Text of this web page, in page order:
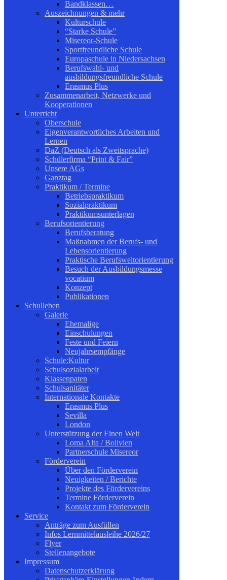
Bandklassen…
Auszeichnungen & mehr
Kulturschule
“Starke Schule”
Misereor-Schule
Sportfreundliche Schule
Europaschule in Niedersachsen
Berufswahl- und
ausbildungsfreundliche Schule
Erasmus Plus
Zusammenarbeit, Netzwerke und
Kooperationen
Unterricht
Oberschule
Eigenverantwortliches Arbeiten und
Lernen
DaZ (Deutsch als Zweitsprache)
Schülerfirma “Print & Fair”
Unsere AGs
Ganztag
Praktikum / Termine
Betriebspraktikum
Sozialpraktikum
Praktikumsunterlagen
Berufsorientierung
Berufsberatung
Maßnahmen der Berufs- und
Lebensorientierung
Praktische Berufsweltorientierung
Besuch der Ausbildungsmesse
vocatium
Konzept
Publikationen
Schulleben
Galerie
Ehemalige
Einschulungen
Feste und Feiern
Neujahrsempfänge
Schule:Kultur
Schulsozialarbeit
Klassenpaten
Schulsanitäter
Internationale Kontakte
Erasmus Plus
Sevilla
London
Unterstützung der Einen Welt
Loma Alta / Bolivien
Partnerschule Misereor
Förderverein
Über den Förderverein
Neuigkeiten / Berichte
Projekte des Fördervereins
Termine Förderverein
Kontakt zum Förderverein
Service
Anträge zum Ausfüllen
Infos Lernmittelausleihe 2026/27
Flyer
Stellenangebote
Impressum
Datenschutzerklärung